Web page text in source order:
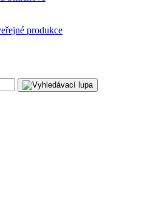
produkce